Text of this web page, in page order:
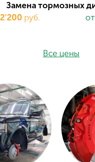
Замена тормозных
2'200 руб. от
Все цены